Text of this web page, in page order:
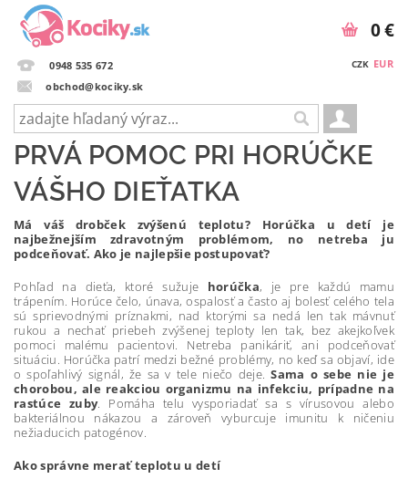
0948 535 672
obchod@kociky.sk
CZK EUR
0 €
PRVÁ POMOC PRI HORÚČKE
VÁŠHO DIEŤATKA
Má váš drobček zvýšenú teplotu? Horúčka u detí je
najbežnejším zdravotným problémom, no netreba ju
podceňovať. Ako je najlepšie postupovať?
Pohľad na dieťa, ktoré sužuje horúčka, je pre každú mamu
trápením. Horúce čelo, únava, ospalosť a často aj bolesť celého tela
sú sprievodnými príznakmi, nad ktorými sa nedá len tak mávnuť
rukou a nechať priebeh zvýšenej teploty len tak, bez akejkoľvek
pomoci malému pacientovi. Netreba panikáriť, ani podceňovať
situáciu. Horúčka patrí medzi bežné problémy, no keď sa objaví, ide
o spoľahlivý signál, že sa v tele niečo deje.Sama o sebe nie je
chorobou, ale reakciou organizmu na infekciu, prípadne na
rastúce zuby. Pomáha telu vysporiadať sa s vírusovou alebo
bakteriálnou nákazou a zároveň vyburcuje imunitu k ničeniu
nežiaducich patogénov.
Ako správne merať teplotu u detí